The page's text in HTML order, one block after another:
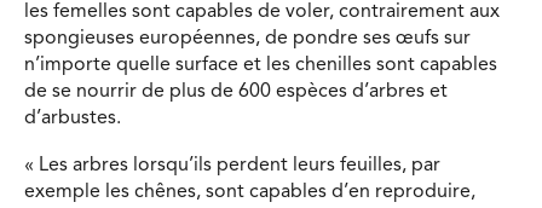
les femelles sont capables de voler, contrairement aux
spongieuses européennes, de pondre ses œufs sur
n’importe quelle surface et les chenilles sont capables
de se nourrir de plus de 600 espèces d’arbres et
d’arbustes.
« Les arbres lorsqu’ils perdent leurs feuilles, par
exemple les chênes, sont capables d’en reproduire,